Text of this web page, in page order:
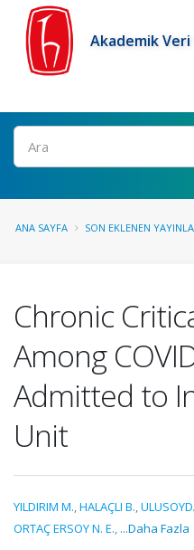
Akademik
Ara
ANA SAYFA SON EKLENEN
Chronic
Among
Admitted to
Unit
YILDIRIM M.,HALAÇLI B.,
ORTAÇ ERSOY N. E., ...Daha Fazla